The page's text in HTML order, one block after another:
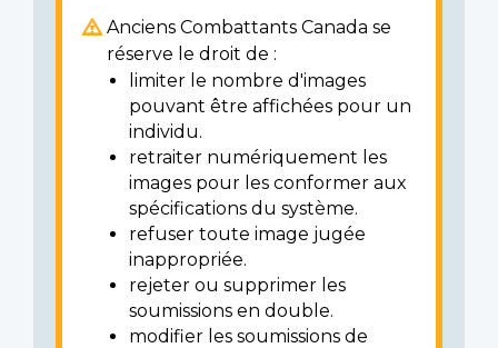
Anciens Combattants Canada se
réserve le droit de :
limiter le nombre d'images
pouvant être affichées pour un
individu.
retraiter numériquement les
images pour les conformer aux
spécifications du système.
refuser toute image jugée
inappropriée.
rejeter ou supprimer les
soumissions en double.
modifier les soumissions de